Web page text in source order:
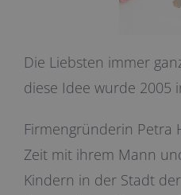
Die Liebsten immer
diese Idee wurde 2005
Firmengründerin Petra
Zeit mit ihrem Mann
Kindern in der Stadt